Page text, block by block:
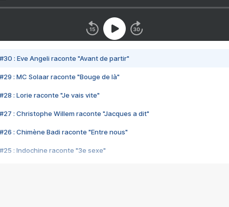
#30 : Eve Angeli raconte "Avant de partir"
#29 : MC Solaar raconte "Bouge de là"
#28 : Lorie raconte "Je vais vite"
#27 : Christophe Willem raconte "Jacques a dit"
#26 : Chimène Badi raconte "Entre nous"
#25 : Indochine raconte "3e sexe"